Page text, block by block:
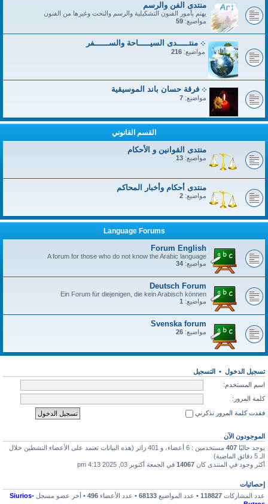
منتدى الفن والرسم
يهتم بأمور الفنون التشكيلية والرسم والنحت وغيرها من الفنون
مواضيع: 59
܀ منتـــــدى السيـــــاحة والســــــفر
مواضيع: 216
܀ فرقة حسان باند الموسيقية
مواضيع: 7
القسم القانوني
منتدى القوانين و الأحكام
مواضيع: 13
منتدى أحكام وأخبار المحاكم
مواضيع: 2
Language Forums
Forum English
A forum for those who do not know the Arabic language
مواضيع: 34
Deutsch Forum
Ein Forum für diejenigen, die kein Arabisch können
مواضيع: 1
Svenska forum
مواضيع: 26
تسجيل الدخول • التسجيل
اسم المستخدم:
كلمة المرور:
فقدت كلمة المرور تذكرني
الموجودون الآن
يوجد حاليًا 407
مستخدمين : 6 أعضاء، و 401 زائر (هذه البيانات تعتمد على الأعضاء النشطين خلال
الـ 5 دقائق الماضية)
أكثر وجود في المنتدى كان 14067 في الجمعة أكتوبر 03, 2025 4:13 pm
إحصائيات
عدد المشاركات 118827 • عدد المواضيع 68133 • عدد الأعضاء 496 • آخر عضو مسجل Siurios-